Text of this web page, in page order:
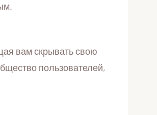
вам скрывать свою
пользователей,